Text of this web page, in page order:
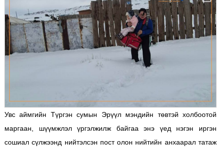
Увс аймгийн Түргэн сумын Эрүүл мэндийн төвтэй холбоотой
маргаан, шүүмжлэл үргэлжилж байгаа энэ үед нэгэн иргэн
сошиал сүлжээнд нийтэлсэн пост олон нийтийн анхаарал татаж